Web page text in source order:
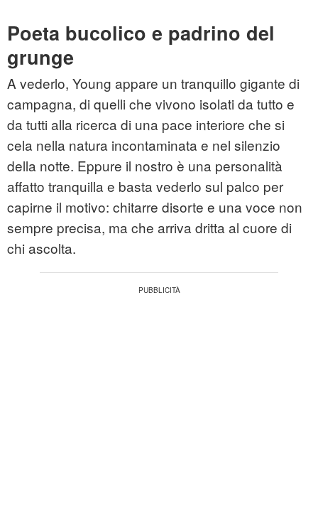
Poeta bucolico e padrino del
grunge
A vederlo, Young appare un tranquillo gigante di
campagna, di quelli che vivono isolati da tutto e
da tutti alla ricerca di una pace interiore che si
cela nella natura incontaminata e nel silenzio
della notte. Eppure il nostro è una personalità
affatto tranquilla e basta vederlo sul palco per
capirne il motivo: chitarre disorte e una voce non
sempre precisa, ma che arriva dritta al cuore di
chi ascolta.